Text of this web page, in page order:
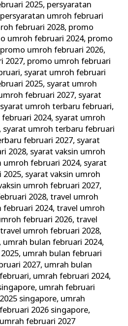
2025, persyaratan
persyaratan umroh februari
februari 2028, promo
umroh februari 2024, promo
promo umroh februari 2026,
2027, promo umroh februari
, syarat umroh februari
2025, syarat umroh
februari 2027, syarat
syarat umroh terbaru februari,
2024, syarat umroh
syarat umroh terbaru februari
februari 2027, syarat
2028, syarat vaksin umroh
umroh februari 2024, syarat
2025, syarat vaksin umroh
umroh februari 2027,
2028,travel umroh
februari 2024,travel umroh
februari 2026,travel
travel umroh februari 2028,
umrah bulan februari 2024,
, umrah bulan februari
2027, umrah bulan
, umrah februari 2024,
, umrah februari
singapore, umrah
2026 singapore,
umrah februari 2027